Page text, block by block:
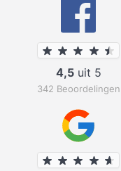
4,5uit 5
342 Beoordelingen